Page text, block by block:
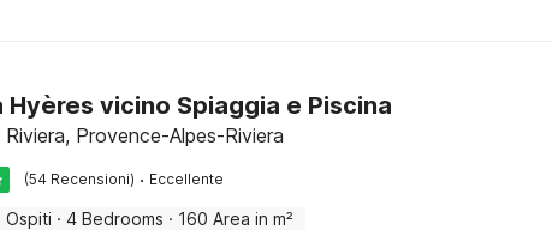
Hyères vicino Spiaggia e Piscina
Riviera, Provence-Alpes-Riviera
(54 Recensioni) · Eccellente
Ospiti · 4 Bedrooms · 160 Area in m²